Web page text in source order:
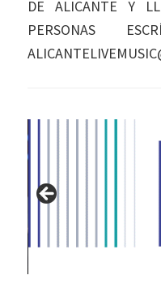
DE ALICANTE Y
PERSONAS